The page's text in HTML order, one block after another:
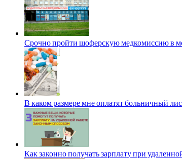
Срочно пройти шоферскую медкомиссию в
В каком размере мне оплатят больничный
Как законно получать зарплату при